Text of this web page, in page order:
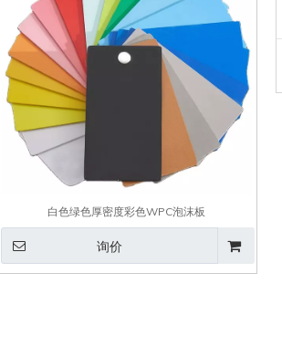
白色绿色厚密度彩色WPC泡沫板
询价